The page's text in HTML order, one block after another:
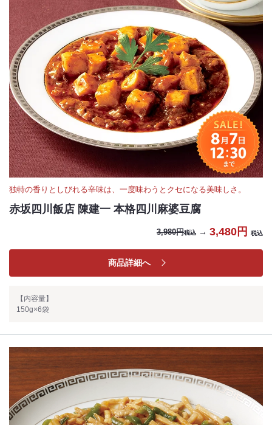
独特の香りとしびれる辛味は、一度味わうとクセになる美味しさ。
赤坂四川飯店 陳建一 本格四川麻婆豆腐
3,980円税込 → 3,480円 税込
商品詳細へ
【内容量】
150g×6袋